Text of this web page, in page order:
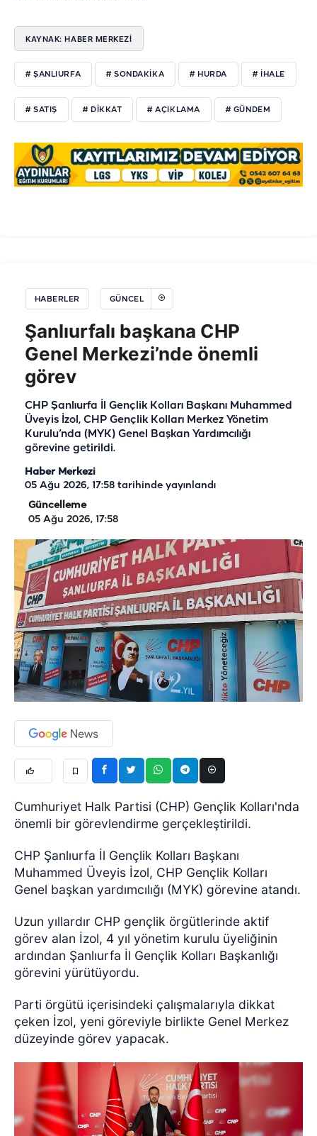
KAYNAK: HABER MERKEZİ
# ŞANLIURFA # SONDAKIKA # HURDA # IHALE
# SATIŞ # DIKKAT # AÇIKLAMA # GÜNDEM
HABERLER GÜNCEL
Şanlıurfalı başkana CHP
Genel Merkezi’nde önemli
görev
CHP Şanlıurfa İl Gençlik Kolları Başkanı Muhammed
Üveyis İzol, CHP Gençlik Kolları Merkez Yönetim
Kurulu’nda (MYK) Genel Başkan Yardımcılığı
görevine getirildi.
Haber Merkezi
05 Ağu 2026, 17:58 tarihinde yayınlandı
Güncelleme
05 Ağu 2026, 17:58
Cumhuriyet Halk Partisi (CHP) Gençlik Kolları'nda
önemli bir görevlendirme gerçekleştirildi.
CHP Şanlıurfa İl Gençlik Kolları Başkanı
Muhammed Üveyis İzol, CHP Gençlik Kolları
Genel başkan yardımcılığı (MYK) görevine atandı.
Uzun yıllardır CHP gençlik örgütlerinde aktif
görev alan İzol, 4 yıl yönetim kurulu üyeliğinin
ardından Şanlıurfa İl Gençlik Kolları Başkanlığı
görevini yürütüyordu.
Parti örgütü içerisindeki çalışmalarıyla dikkat
çeken İzol, yeni göreviyle birlikte Genel Merkez
düzeyinde görev yapacak.